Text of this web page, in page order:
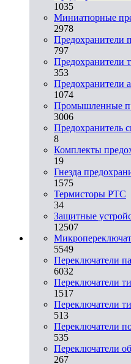
1035
Миниатюрные
2978
Предохранители
797
Предохранители
353
Предохранители
1074
Промышленные
3006
Предохранитель
8
Комплекты
19
Гнезда
1575
Термисторы PTC
34
Защитные
12507
5549
Переключатели
6032
Переключатели
1517
Переключатели
513
Переключатели
535
Переключатели
267